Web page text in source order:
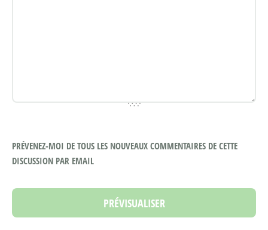
PRÉVENEZ-MOI DE TOUS LES NOUVEAUX COMMENTAIRES DE CETTE
DISCUSSION PAR EMAIL